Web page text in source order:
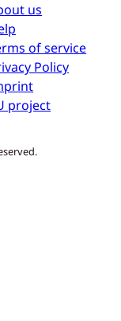
us
of service
Policy
project